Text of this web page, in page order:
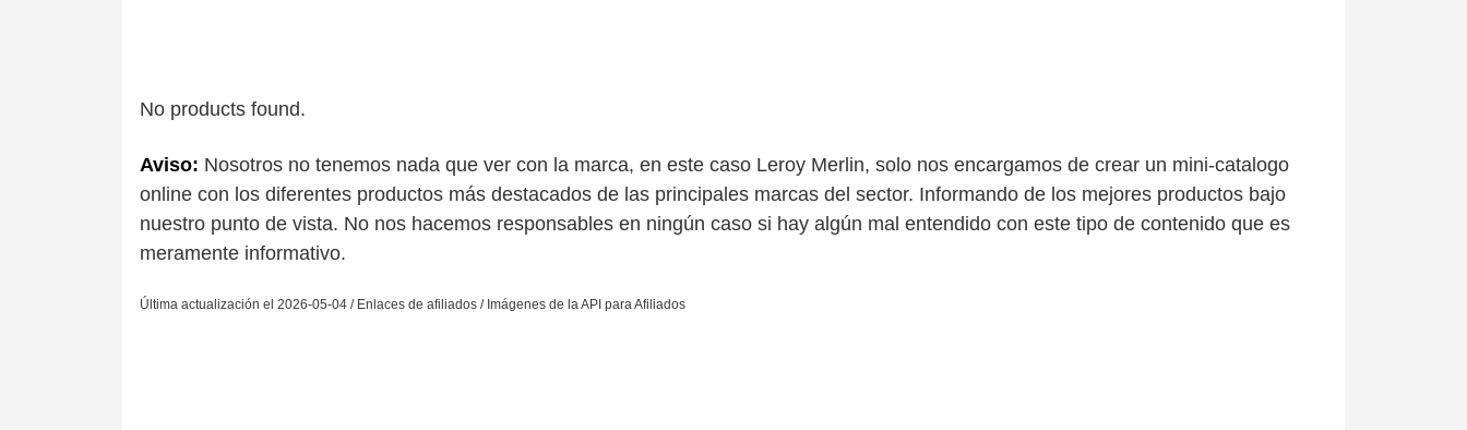
No products found.
Aviso: Nosotros no tenemos nada que ver con la marca, en este caso Leroy Merlin, solo nos encargamos de crear un mini-catalogo
online con los diferentes productos más destacados de las principales marcas del sector. Informando de los mejores productos bajo
nuestro punto de vista. No nos hacemos responsables en ningún caso si hay algún mal entendido con este tipo de contenido que es
meramente informativo.
Última actualización el 2026-05-04 / Enlaces de afiliados / Imágenes de la API para Afiliados